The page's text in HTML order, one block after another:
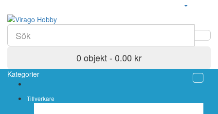
0 objekt - 0.00 kr
Kategorier
Tillverkare